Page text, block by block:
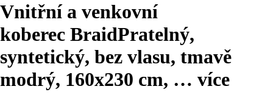
Vnitřní a venkovní
koberec BraidPratelný,
syntetický, bez vlasu, tmavě
modrý, 160x230 cm, … více